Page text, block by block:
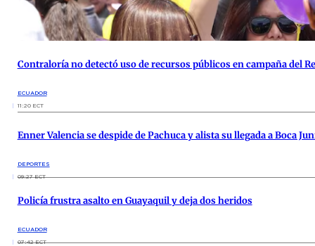
Contraloría no detectó uso de recursos públicos en campaña del
ECUADOR
11:20 ECT
Enner Valencia se despide de Pachuca y alista su llegada a Boca
DEPORTES
09:27 ECT
Policía frustra asalto en Guayaquil y deja dos heridos
ECUADOR
07:42 ECT